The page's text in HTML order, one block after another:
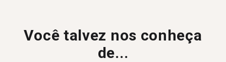
Você talvez nos conheça
de...